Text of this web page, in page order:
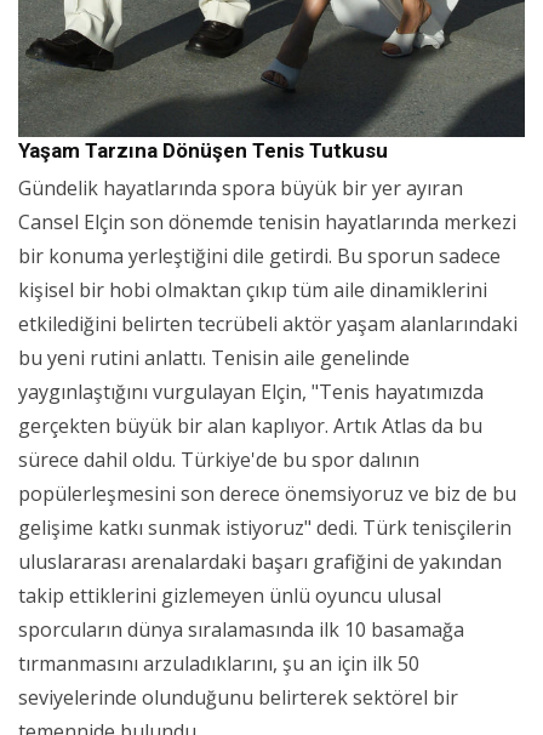
Yaşam Tarzına Dönüşen Tenis Tutkusu
Gündelik hayatlarında spora büyük bir yer ayıran
Cansel Elçin son dönemde tenisin hayatlarında merkezi
bir konuma yerleştiğini dile getirdi. Bu sporun sadece
kişisel bir hobi olmaktan çıkıp tüm aile dinamiklerini
etkilediğini belirten tecrübeli aktör yaşam alanlarındaki
bu yeni rutini anlattı. Tenisin aile genelinde
yaygınlaştığını vurgulayan Elçin, "Tenis hayatımızda
gerçekten büyük bir alan kaplıyor. Artık Atlas da bu
sürece dahil oldu. Türkiye'de bu spor dalının
popülerleşmesini son derece önemsiyoruz ve biz de bu
gelişime katkı sunmak istiyoruz" dedi. Türk tenisçilerin
uluslararası arenalardaki başarı grafiğini de yakından
takip ettiklerini gizlemeyen ünlü oyuncu ulusal
sporcuların dünya sıralamasında ilk 10 basamağa
tırmanmasını arzuladıklarını, şu an için ilk 50
seviyelerinde olunduğunu belirterek sektörel bir